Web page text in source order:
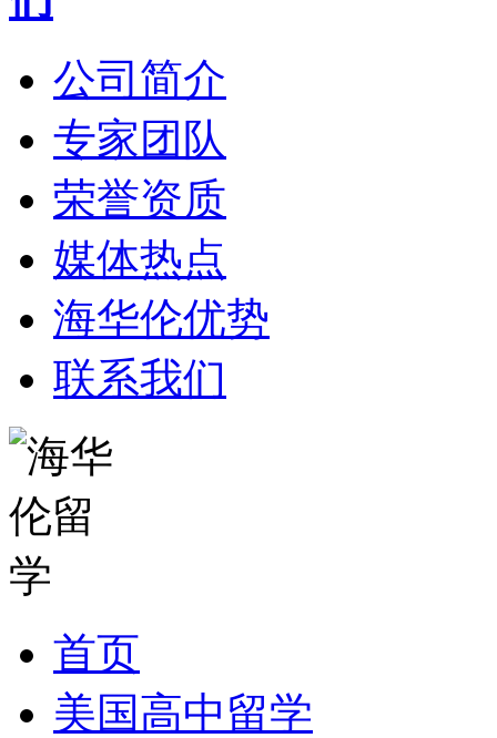
公司简介
专家团队
荣誉资质
媒体热点
海华伦优势
联系我们
首页
美国高中留学